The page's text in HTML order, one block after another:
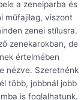
a zeneiparba és
műfajilag, viszont
zenei stílusra.
zenekarokban, de
értelmében
nézve. Szeretnénk
több, jobbnál jobb
is foglalhatunk.